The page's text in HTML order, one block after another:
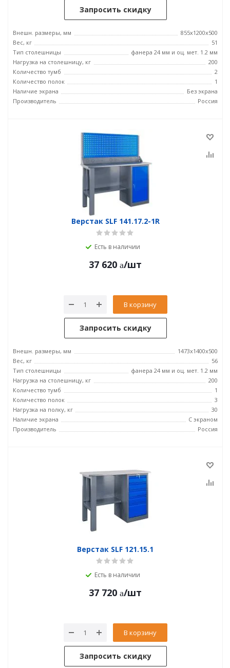
Запросить скидку
Внешн. размеры, мм
855x1200x500
Вес, кг
51
Тип столешницы
фанера 24 мм и оц. мет. 1.2 мм
Нагрузка на столешницу, кг
200
Количество тумб
2
Количество полок
1
Наличие экрана
Без экрана
Производитель
Россия
Верстак SLF 141.17.2-1R
Есть в наличии
37 620 /шт
В корзину
Запросить скидку
Внешн. размеры, мм
1473x1400x500
Вес, кг
56
Тип столешницы
фанера 24 мм и оц. мет. 1.2 мм
Нагрузка на столешницу, кг
200
Количество тумб
1
Количество полок
3
Нагрузка на полку, кг
30
Наличие экрана
С экраном
Производитель
Россия
Верстак SLF 121.15.1
Есть в наличии
37 720 /шт
В корзину
Запросить скидку